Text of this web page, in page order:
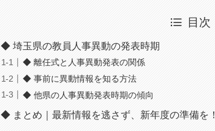
目次
◆ 埼玉県の教員人事異動の発表時期
◆ 離任式と人事異動発表の関係
◆ 事前に異動情報を知る方法
◆ 他県の人事異動発表時期の傾向
◆ まとめ｜最新情報を逃さず、新年度の準備を！